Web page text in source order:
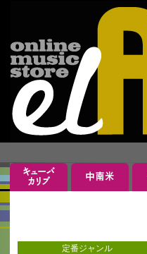
定番ジャンル